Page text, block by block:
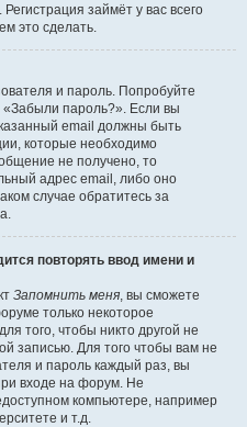
займёт у вас всего
это сделать.
и пароль. Попробуйте
«Забыли пароль?». Если вы
email должны быть
которые необходимо
не получено, то
адрес email, либо оно
случае обратитесь за
повторять ввод имени и
Запомнить меня , вы сможете
только некоторое
того, чтобы никто другой не
записью. Для того чтобы вам не
и пароль каждый раз, вы
входе на форум. Не
компьютере, например
и т.д.